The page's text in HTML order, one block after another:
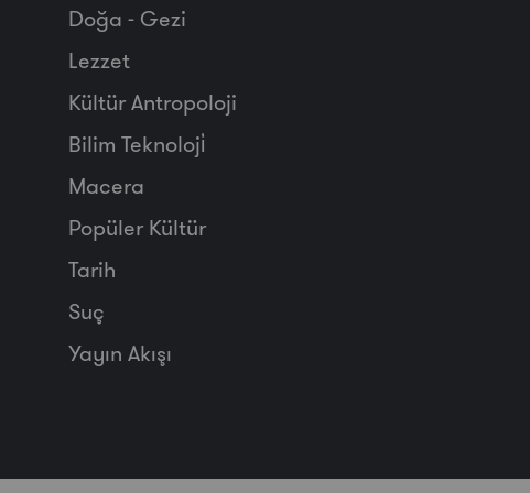
Doğa - Gezi
Lezzet
Kültür Antropoloji
Bilim Teknoloji̇
Macera
Popüler Kültür
Tarih
Suç
Yayın Akışı